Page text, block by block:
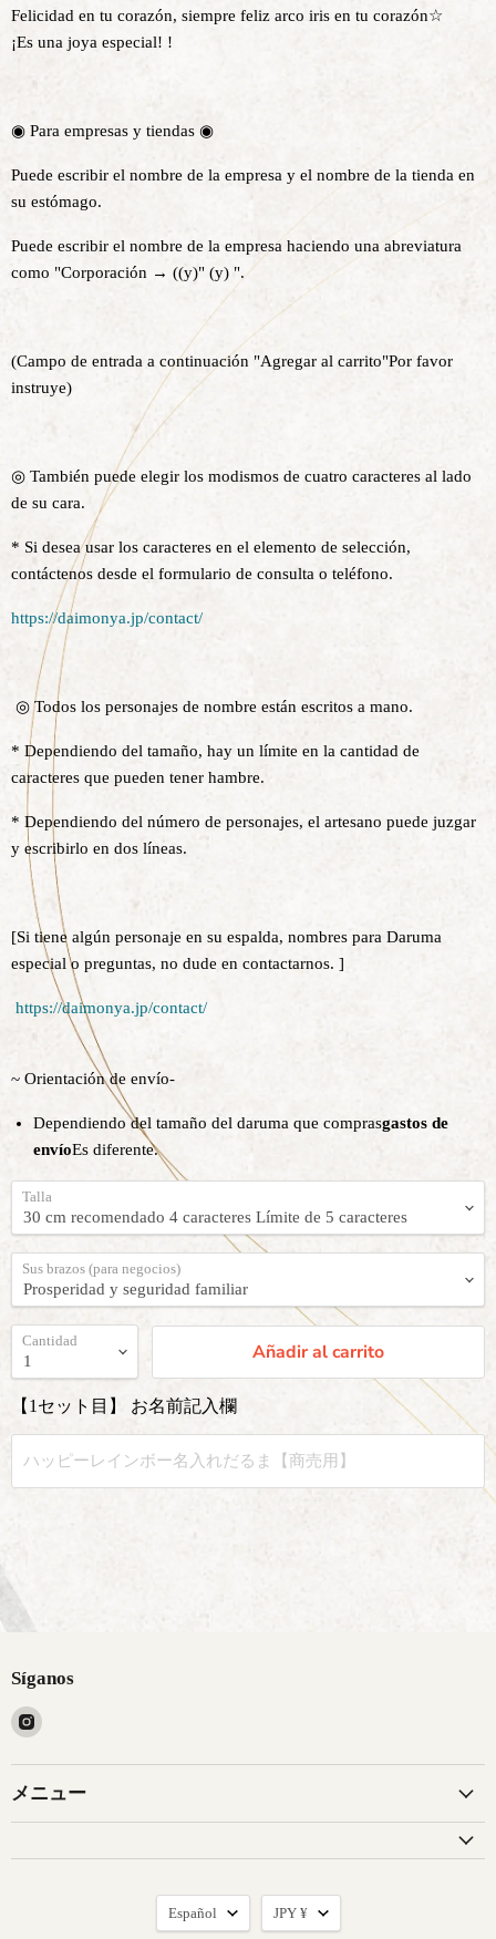
Felicidad en tu corazón, siempre feliz arco iris en tu corazón☆
¡Es una joya especial! !
◉ Para empresas y tiendas ◉
Puede escribir el nombre de la empresa y el nombre de la tienda en
su estómago.
Puede escribir el nombre de la empresa haciendo una abreviatura
como "Corporación → ((y)" (y) ".
(Campo de entrada a continuación "Agregar al carrito"Por favor
instruye)
◎ También puede elegir los modismos de cuatro caracteres al lado
de su cara.
* Si desea usar los caracteres en el elemento de selección,
contáctenos desde el formulario de consulta o teléfono.
https://daimonya.jp/contact/
◎ Todos los personajes de nombre están escritos a mano.
* Dependiendo del tamaño, hay un límite en la cantidad de
caracteres que pueden tener hambre.
* Dependiendo del número de personajes, el artesano puede juzgar
y escribirlo en dos líneas.
[Si tiene algún personaje en su espalda, nombres para Daruma
especial o preguntas, no dude en contactarnos. ]
https://daimonya.jp/contact/
~ Orientación de envío-
Dependiendo del tamaño del daruma que comprasgastos de
envíoEs diferente.
Talla
Sus brazos (para negocios)
Cantidad Añadir al carrito
【1セット目】 お名前記入欄
Síganos
Encuéntrenos
Instagram
メニュー
Idioma
Español Moneda
JPY ¥